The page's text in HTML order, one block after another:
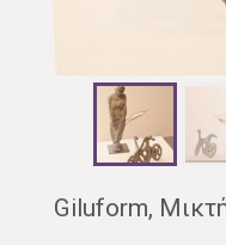
Giluform,